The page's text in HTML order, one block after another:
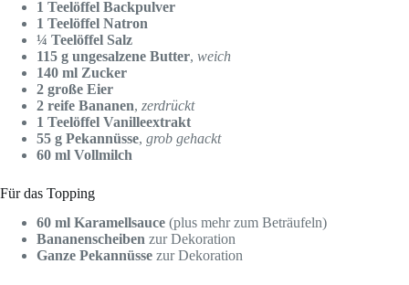
1 Teelöffel Backpulver
1 Teelöffel Natron
¼ Teelöffel Salz
115 g ungesalzene Butter, weich
140 ml Zucker
2 große Eier
2 reife Bananen, zerdrückt
1 Teelöffel Vanilleextrakt
55 g Pekannüsse, grob gehackt
60 ml Vollmilch
Für das Topping
60 ml Karamellsauce (plus mehr zum Beträufeln)
Bananenscheiben zur Dekoration
Ganze Pekannüsse zur Dekoration